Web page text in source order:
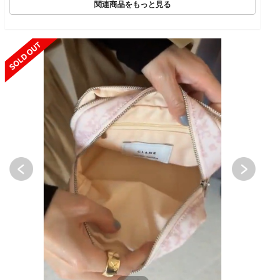
関連商品をもっと見る
SOLD OUT